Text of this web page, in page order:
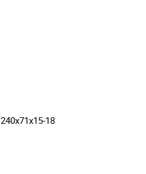
240x71x15-18